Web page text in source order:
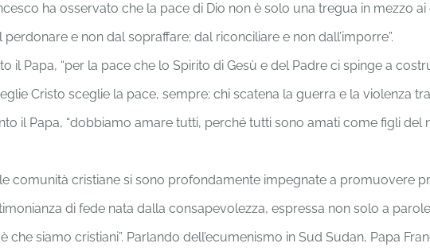
ha osservato che la pace di Dio non è solo una tregua in mezzo
perdonare e non dal sopraffare; dal riconciliare e non dall’imporre”.
il Papa, “per la pace che lo Spirito di Gesù e del Padre ci spinge a
Cristo sceglie la pace, sempre; chi scatena la guerra e la violenza
il Papa, “dobbiamo amare tutti, perché tutti sono amati come figli del
comunità cristiane si sono profondamente impegnate a promuovere
di fede nata dalla consapevolezza, espressa non solo a
siamo cristiani”. Parlando dell’ecumenismo in Sud Sudan, Papa